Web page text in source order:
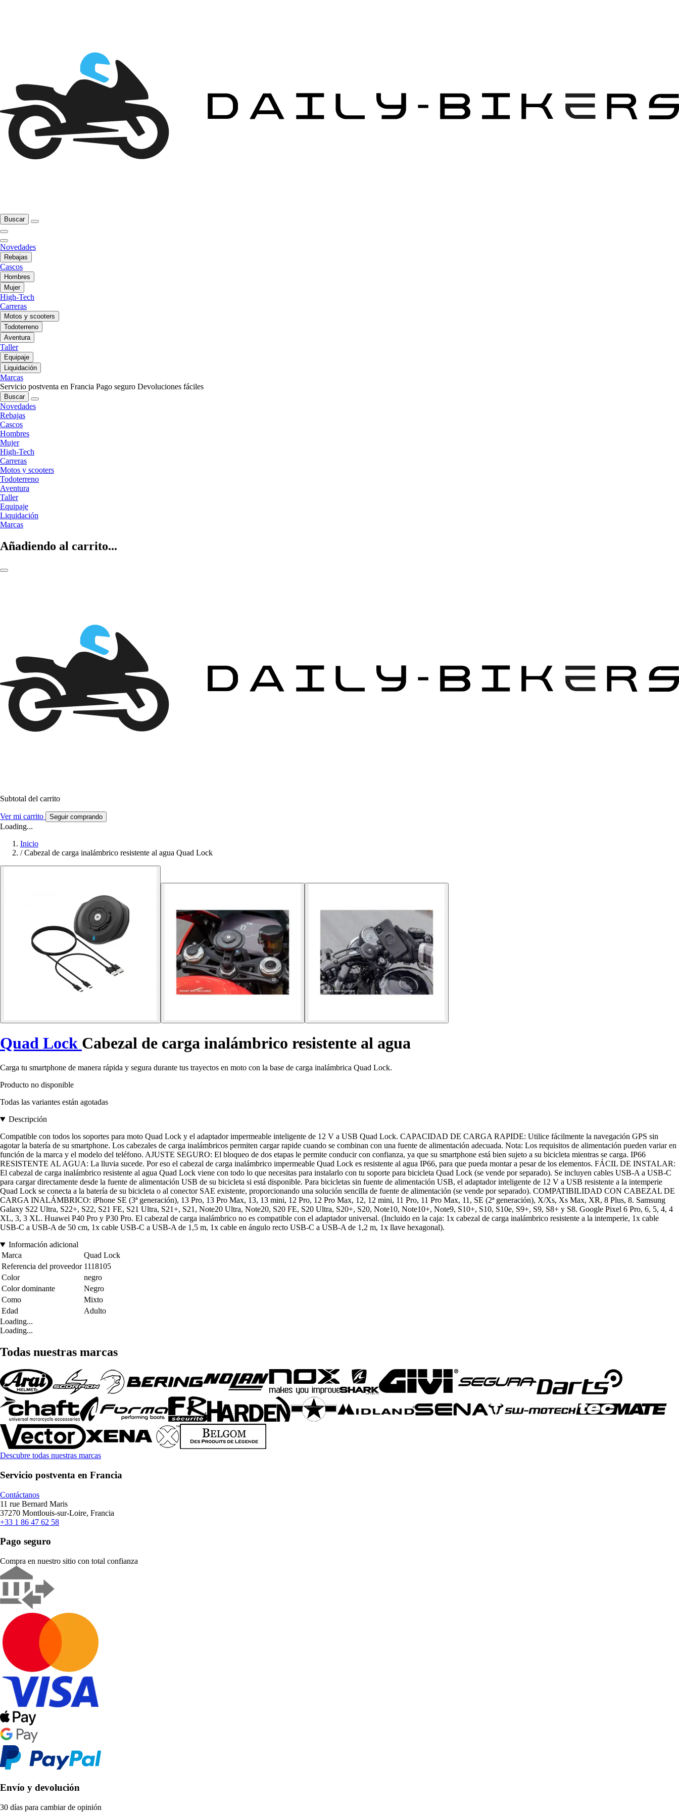
Buscar
Novedades
Rebajas
Cascos
Hombres
Mujer
High-Tech
Carreras
Motos y scooters
Todoterreno
Aventura
Taller
Equipaje
Liquidación
Marcas
Servicio postventa en Francia Pago seguro Devoluciones fáciles
Buscar
Novedades
Rebajas
Cascos
Hombres
Mujer
High-Tech
Carreras
Motos y scooters
Todoterreno
Aventura
Taller
Equipaje
Liquidación
Marcas
Añadiendo al carrito...
Subtotal del carrito
Ver mi carrito Seguir comprando
Loading...
Inicio
/ Cabezal de carga inalámbrico resistente al agua Quad Lock
Quad Lock Cabezal de carga inalámbrico resistente al agua
Carga tu smartphone de manera rápida y segura durante tus trayectos en moto con la base de carga inalámbrica Quad Lock.
Producto no disponible
Todas las variantes están agotadas
Descripción
Compatible con todos los soportes para moto Quad Lock y el adaptador impermeable inteligente de 12 V a USB Quad Lock. CAPACIDAD DE CARGA RAPIDE: Utilice fácilmente la navegación GPS sin
agotar la batería de su smartphone. Los cabezales de carga inalámbricos permiten cargar rapide cuando se combinan con una fuente de alimentación adecuada. Nota: Los requisitos de alimentación pueden variar en
función de la marca y el modelo del teléfono. AJUSTE SEGURO: El bloqueo de dos etapas le permite conducir con confianza, ya que su smartphone está bien sujeto a su bicicleta mientras se carga. IP66
RESISTENTE AL AGUA: La lluvia sucede. Por eso el cabezal de carga inalámbrico impermeable Quad Lock es resistente al agua IP66, para que pueda montar a pesar de los elementos. FÁCIL DE INSTALAR:
El cabezal de carga inalámbrico resistente al agua Quad Lock viene con todo lo que necesitas para instalarlo con tu soporte para bicicleta Quad Lock (se vende por separado). Se incluyen cables USB-A a USB-C
para cargar directamente desde la fuente de alimentación USB de su bicicleta si está disponible. Para bicicletas sin fuente de alimentación USB, el adaptador inteligente de 12 V a USB resistente a la intemperie
Quad Lock se conecta a la batería de su bicicleta o al conector SAE existente, proporcionando una solución sencilla de fuente de alimentación (se vende por separado). COMPATIBILIDAD CON CABEZAL DE
CARGA INALÁMBRICO: iPhone SE (3ª generación), 13 Pro, 13 Pro Max, 13, 13 mini, 12 Pro, 12 Pro Max, 12, 12 mini, 11 Pro, 11 Pro Max, 11, SE (2ª generación), X/Xs, Xs Max, XR, 8 Plus, 8. Samsung
Galaxy S22 Ultra, S22+, S22, S21 FE, S21 Ultra, S21+, S21, Note20 Ultra, Note20, S20 FE, S20 Ultra, S20+, S20, Note10, Note10+, Note9, S10+, S10, S10e, S9+, S9, S8+ y S8. Google Pixel 6 Pro, 6, 5, 4, 4
XL, 3, 3 XL. Huawei P40 Pro y P30 Pro. El cabezal de carga inalámbrico no es compatible con el adaptador universal. (Incluido en la caja: 1x cabezal de carga inalámbrico resistente a la intemperie, 1x cable
USB-C a USB-A de 50 cm, 1x cable USB-C a USB-A de 1,5 m, 1x cable en ángulo recto USB-C a USB-A de 1,2 m, 1x llave hexagonal).
Información adicional
Marca
Quad Lock
Referencia del proveedor 1118105
Color
negro
Color dominante
Negro
Como
Mixto
Edad
Adulto
Loading...
Loading...
Todas nuestras marcas
Descubre todas nuestras marcas
Servicio postventa en Francia
Contáctanos
11 rue Bernard Maris
37270 Montlouis-sur-Loire, Francia
+33 1 86 47 62 58
Pago seguro
Compra en nuestro sitio con total confianza
Envío y devolución
30 días para cambiar de opinión